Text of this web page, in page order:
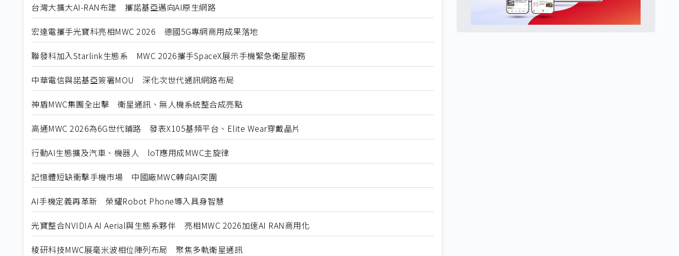
台灣大擴大AI-RAN布建 攜諾基亞邁向AI原生網路
宏達電攜手光寶科亮相MWC 2026 德國5G專網商用成果落地
聯發科加入Starlink生態系 MWC 2026攜手SpaceX展示手機緊急衛星服務
中華電信與諾基亞簽署MOU 深化次世代通訊網路布局
神盾MWC集團全出擊 衛星通訊、無人機系統整合成亮點
高通MWC 2026為6G世代鋪路 發表X105基頻平台、Elite Wear穿戴晶片
行動AI生態擴及汽車、機器人 loT應用成MWC主旋律
記憶體短缺衝擊手機市場 中國廠MWC轉向AI突圍
AI手機定義再革新 榮耀Robot Phone導入具身智慧
光寶整合NVIDIA AI Aerial與生態系夥伴 亮相MWC 2026加速AI RAN商用化
稜研科技MWC展毫米波相位陣列布局 聚焦多軌衛星通訊